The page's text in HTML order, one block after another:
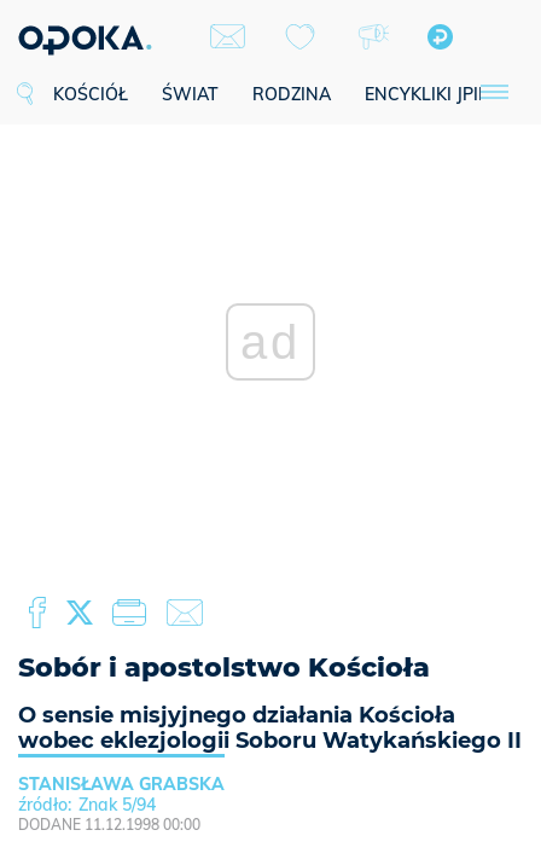
KOŚCIÓŁ ŚWIAT RODZINA ENCYKLIKI JPII
ad
Sobór i apostolstwo Kościoła
O sensie misjyjnego działania Kościoła
wobec eklezjologii Soboru Watykańskiego II
STANISŁAWA GRABSKA
Znak 5/94
DODANE 11.12.1998 00:00